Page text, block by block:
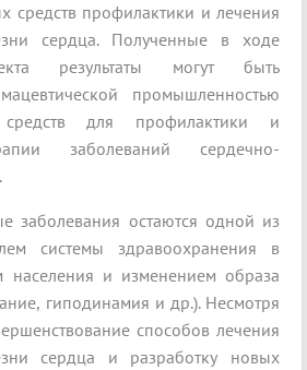
средств профилактики и лечения
сердца. Полученные в ходе
результаты могут быть
промышленностью
для профилактики и
заболеваний сердечно-
заболевания остаются одной из
системы здравоохранения в
населения и изменением образа
гиподинамия и др.). Несмотря
способов лечения
сердца и разработку новых